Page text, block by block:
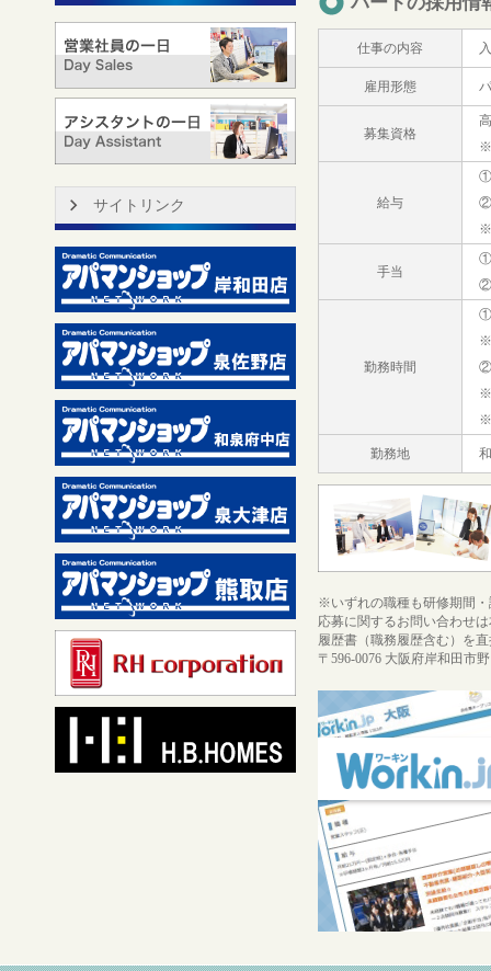
仕事の内容
雇用形態
募集資格
※
給与
①
②
※
手当
①
②
勤務時間
※
※
※
勤務地
※いずれの職種も研修期間
応募に関するお問い合わせ
履歴書（職務履歴含む）を
〒596-0076 大阪府岸和田市
サイトリンク